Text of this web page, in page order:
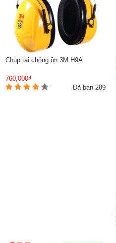
Chụp tai chống ồn 3M H9A
760,000₫
Đã bán 289